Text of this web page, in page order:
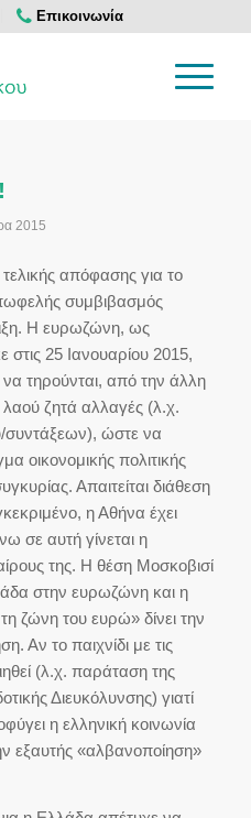
Επικοινωνία
2015
απόφασης για το
συμβιβασμός
Η ευρωζώνη, ως
25 Ιανουαρίου 2015,
τηρούνται, από την άλλη
λαού ζητά αλλαγές (λ.χ.
συντάξεων), ώστε να
οικονομικής πολιτικής
Απαιτείται διάθεση
η Αθήνα έχει
σε αυτή γίνεται η
της. Η θέση Μοσκοβισί
στην ευρωζώνη και η
ζώνη του ευρώ» δίνει την
Αν το παιχνίδι με τις
(λ.χ. παράταση της
Διευκόλυνσης) γιατί
η ελληνική κοινωνία
εξαυτής «αλβανοποίηση»